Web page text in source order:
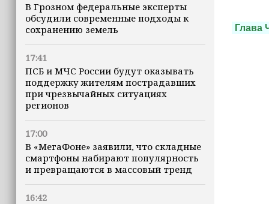
В Грозном федеральные эксперты
обсудили современные подходы к
сохранению земель
17:41
ПСБ и МЧС России будут оказывать
поддержку жителям пострадавших
при чрезвычайных ситуациях
регионов
17:00
В «МегаФоне» заявили, что складные
смартфоны набирают популярность
и превращаются в массовый тренд
16:42
Глава